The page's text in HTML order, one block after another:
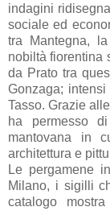
indagini
sociale ed
tra Mantegna,
nobiltà fiorentina
da Prato tra
Gonzaga;
Tasso. Grazie
ha permesso
mantovana in
architettura e
Le pergamene
Milano, i sigilli
catalogo